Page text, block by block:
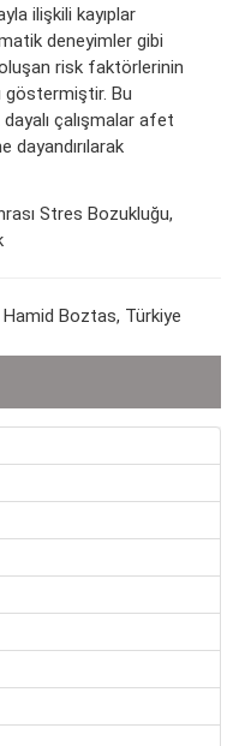
ilişkili kayıplar
deneyimler gibi
risk faktörlerinin
göstermiştir. Bu
çalışmalar afet
Stres Bozukluğu,
Boztas, Türkiye